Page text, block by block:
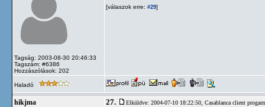
Tagság: 2003-08-30 20:46:33
Tagszám: #6386
Hozzászólások: 202
[válaszok erre: #29]
Haladó
hikjma 27. Elküldve: 2004-07-10 18:22:50, Casablanca client